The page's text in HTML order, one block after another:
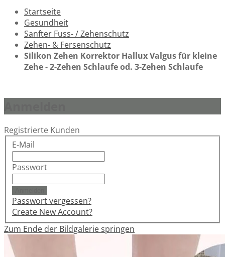
Startseite
Gesundheit
Sanfter Fuss- / Zehenschutz
Zehen- & Fersenschutz
Silikon Zehen Korrektor Hallux Valgus für kleine
Zehe - 2-Zehen Schlaufe od. 3-Zehen Schlaufe
Registrierte Kunden
E-Mail
Passwort
Passwort vergessen?
Create New Account?
Zum Ende der Bildgalerie springen